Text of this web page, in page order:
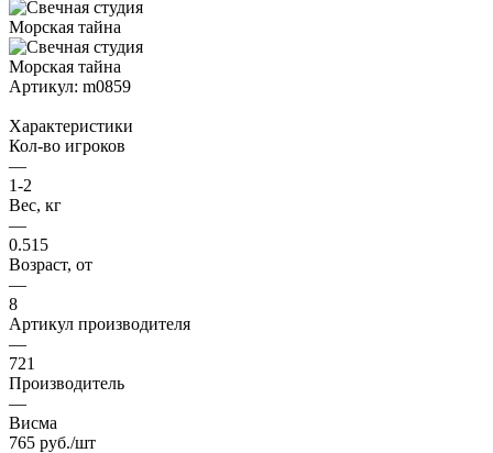
Артикул: m0859
Характеристики
Кол-во игроков
—
1-2
Вес, кг
—
0.515
Возраст, от
—
8
Артикул производителя
—
721
Производитель
—
Висма
765 руб./шт